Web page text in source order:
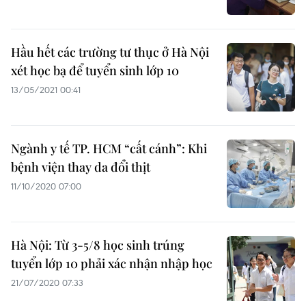
Hầu hết các trường tư thục ở Hà Nội
xét học bạ để tuyển sinh lớp 10
13/05/2021 00:41
Ngành y tế TP. HCM “cất cánh”: Khi
bệnh viện thay da đổi thịt
11/10/2020 07:00
Hà Nội: Từ 3-5/8 học sinh trúng
tuyển lớp 10 phải xác nhận nhập học
21/07/2020 07:33